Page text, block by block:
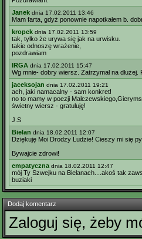
Janek dnia 17.02.2011 13:46
Mam farta, gdyż ponownie napotkałem b.
kropek dnia 17.02.2011 13:59
tak, tylko że urywa się jak na urwisku.
takie odnoszę wrażenie,
pozdrawiam
IRGA dnia 17.02.2011 15:47
Wg mnie- dobry wiersz. Zatrzymał na dłużej.
jaceksojan dnia 17.02.2011 19:21
ach, jaki namacalny - sam konkret!
no to mamy w poezji
świetny wiersz - gratuluję!
J.S
Bielan dnia 18.02.2011 12:07
Dziękuję Moi Drodzy Ludzie! Cieszy mi się
Bywajcie zdrowi!
empatyczna dnia 18.02.2011 12:47
mój Ty Szwejku na Bielanach....akoś tak
buziaki
Dodaj komentarz
Zaloguj się, żeby